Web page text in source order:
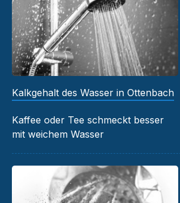
Kalkgehalt des Wasser in Ottenbach
Kaffee oder Tee schmeckt besser
mit weichem Wasser